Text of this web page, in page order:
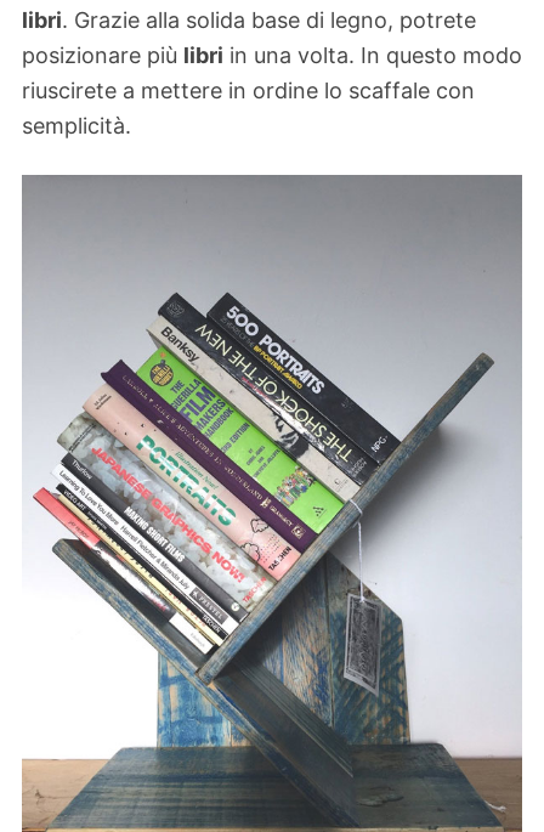
libri. Grazie alla solida base di legno, potrete
posizionare più libri in una volta. In questo modo
riuscirete a mettere in ordine lo scaffale con
semplicità.